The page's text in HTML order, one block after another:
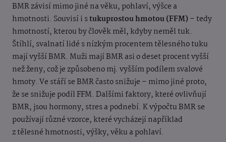
BMR závisí mimo jiné na věku, pohlaví, výšce a
hmotnosti. Souvisí i stukuprostou hmotou (FFM)– tedy
hmotností, kterou by člověk měl, kdyby neměl tuk.
Štíhlí, svalnatí lidé s nízkým procentem tělesného tuku
mají vyšší BMR. Muži mají BMR asi o deset procent vyšší
než ženy, což je způsobeno mj. vyšším podílem svalové
hmoty. Ve stáří se BMR často snižuje – mimo jiné proto,
že se snižuje podíl FFM. Dalšími faktory, které ovlivňují
BMR, jsou hormony, stres a podnebí. K výpočtu BMR se
používají různé vzorce, které vycházejí například
z tělesné hmotnosti, výšky, věku a pohlaví.